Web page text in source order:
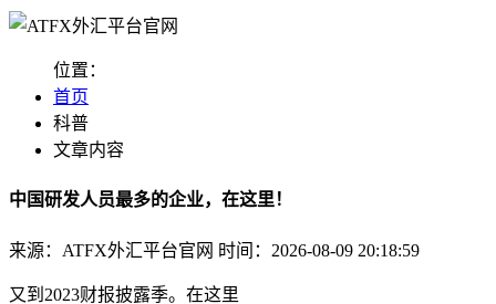
位置：
首页
科普
文章内容
中国研发人员最多的企业，在这里！
来源：ATFX外汇平台官网 时间：2026-08-09 20:18:59
又到2023财报披露季。在这里